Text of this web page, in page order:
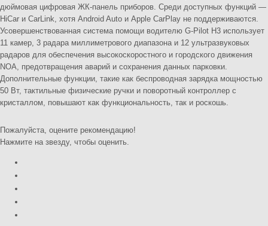
дюймовая цифровая ЖК-панель приборов. Среди доступных функций —
HiCar и CarLink, хотя Android Auto и Apple CarPlay не поддерживаются.
Усовершенствованная система помощи водителю G-Pilot H3 использует
11 камер, 3 радара миллиметрового диапазона и 12 ультразвуковых
радаров для обеспечения высокоскоростного и городского движения
NOA, предотвращения аварий и сохранения данных парковки.
Дополнительные функции, такие как беспроводная зарядка мощностью
50 Вт, тактильные физические ручки и поворотный контроллер с
кристаллом, повышают как функциональность, так и роскошь.
Пожалуйста, оцените рекомендацию!
Нажмите на звезду, чтобы оценить.